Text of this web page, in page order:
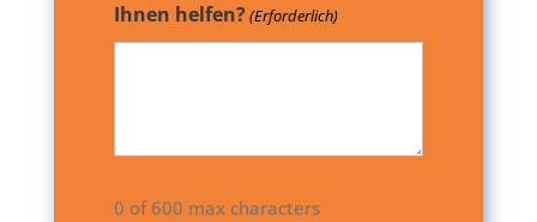
Ihnen helfen?(Erforderlich)
0 of 600 max characters